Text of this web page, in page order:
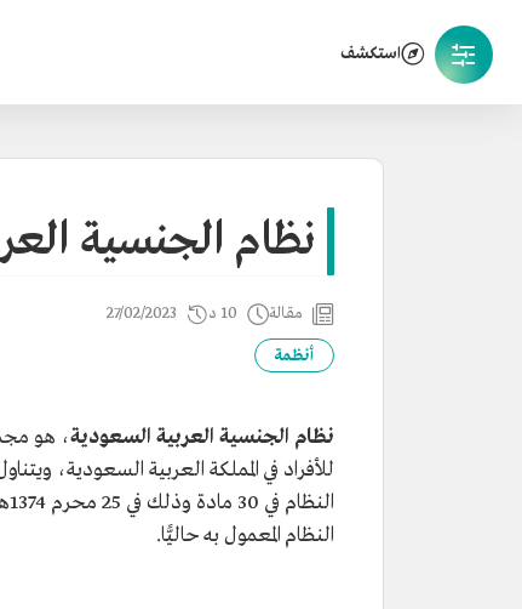
استكشف
نظام الجنسية
مقالة 10 د 27/02/2023
أنظمة
نظام الجنسية العربية السعودية، هو
للأفراد في المملكة العربية السعودية،
النظام في 30 مادة وذلك في 25 محرم 1374هـ/22 سبتمبر 1954م، في عهد الملك
النظام المعمول به حاليًّا.